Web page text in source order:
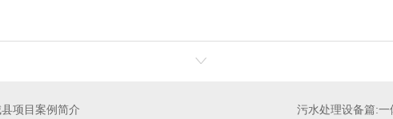
项目案例简介 污水处理设备篇: